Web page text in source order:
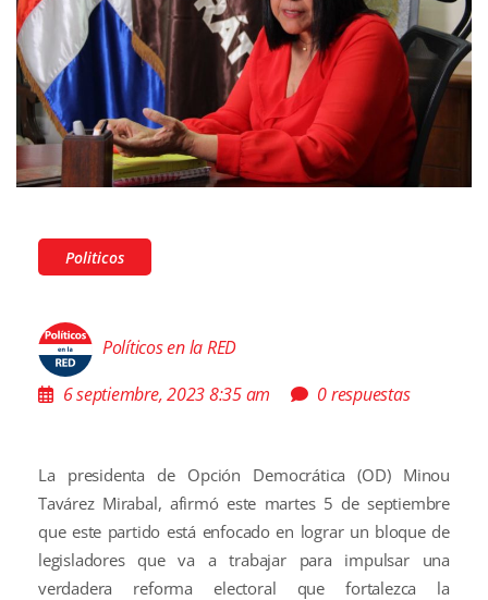
Politicos
Políticos en la RED
6 septiembre, 2023 8:35 am
0 respuestas
La presidenta de Opción Democrática (OD) Minou
Tavárez Mirabal, afirmó este martes 5 de septiembre
que este partido está enfocado en lograr un bloque de
legisladores que va a trabajar para impulsar una
verdadera reforma electoral que fortalezca la